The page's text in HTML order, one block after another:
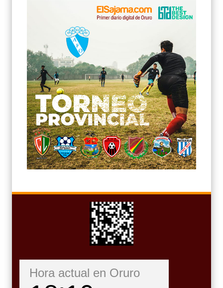
Hora actual en Oruro